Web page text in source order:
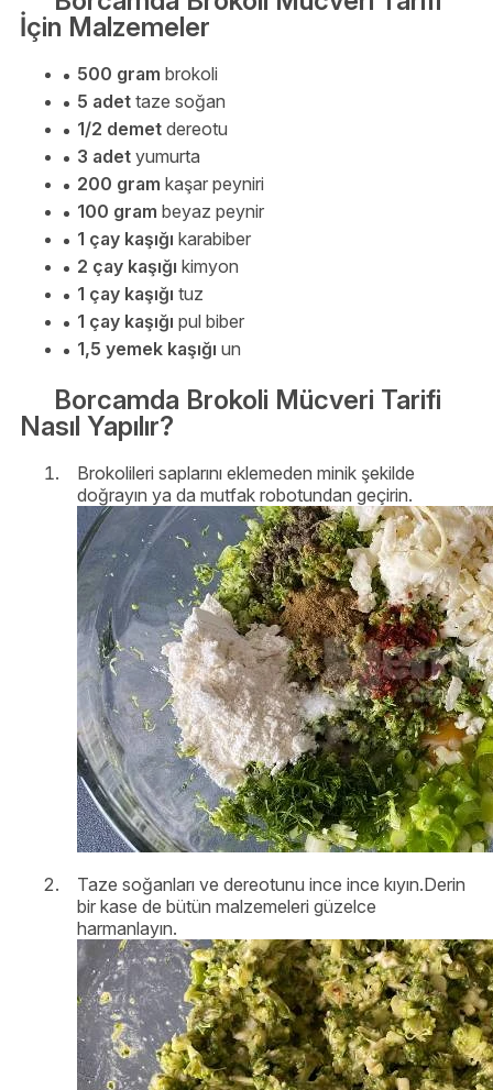
İçin Malzemeler
500 gram brokoli
5 adet taze soğan
1/2 demet dereotu
3 adet yumurta
200 gram kaşar peyniri
100 gram beyaz peynir
1 çay kaşığı karabiber
2 çay kaşığı kimyon
1 çay kaşığı tuz
1 çay kaşığı pul biber
1,5 yemek kaşığı un
Borcamda Brokoli Mücveri Tarifi
Nasıl Yapılır?
Brokolileri saplarını eklemeden minik şekilde
doğrayın ya da mutfak robotundan geçirin.
Taze soğanları ve dereotunu ince ince kıyın.Derin
bir kase de bütün malzemeleri güzelce
harmanlayın.